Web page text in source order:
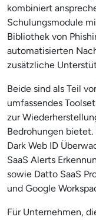
kombiniert
Schulungsmodule
Bibliothek von
automatisierten
zusätzliche
Beide sind als Teil
umfassendes
zur
Bedrohungen bietet.
Dark Web ID
SaaS Alerts
sowie Datto SaaS
und Google
Für Unternehmen,